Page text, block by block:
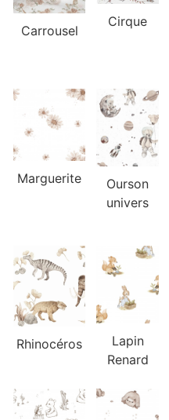
Carrousel
Cirque
Marguerite
Ourson
univers
Rhinocéros
Lapin
Renard